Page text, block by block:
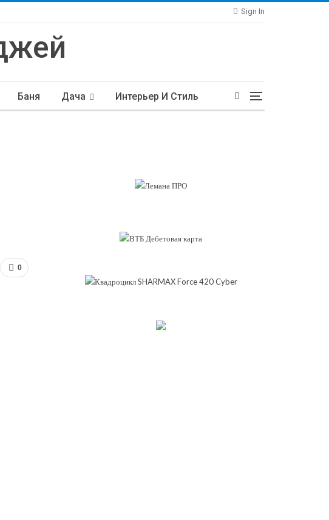
Sign In
Баня Дача Интерьер И Стиль
0